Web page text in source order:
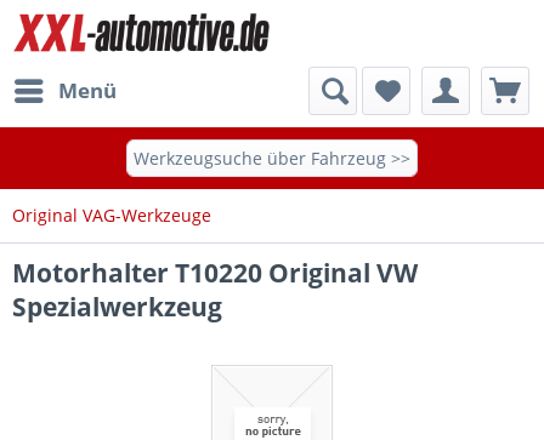
Menü
Werkzeugsuche über Fahrzeug >>
Original VAG-Werkzeuge
Motorhalter T10220 Original VW
Spezialwerkzeug